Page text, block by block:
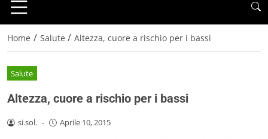
Home / Salute / Altezza, cuore a rischio per i bassi
Salute
Altezza, cuore a rischio per i bassi
si.sol. - Aprile 10, 2015